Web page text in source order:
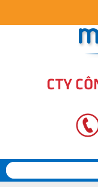
CTY